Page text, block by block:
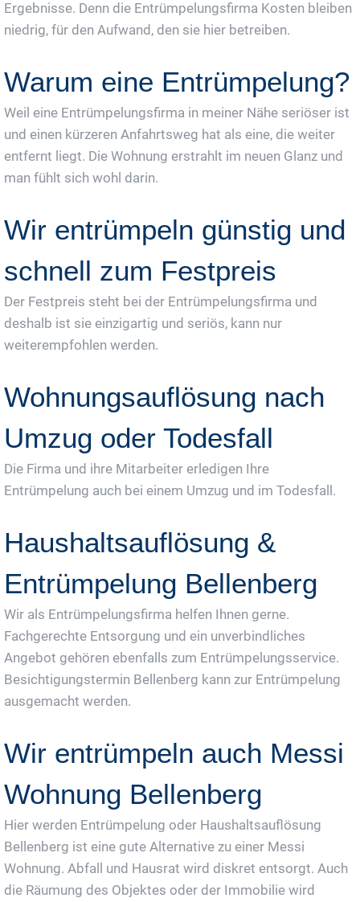
Ergebnisse. Denn die Entrümpelungsfirma Kosten bleiben
niedrig, für den Aufwand, den sie hier betreiben.
Warum eine Entrümpelung?
Weil eine Entrümpelungsfirma in meiner Nähe seriöser ist
und einen kürzeren Anfahrtsweg hat als eine, die weiter
entfernt liegt. Die Wohnung erstrahlt im neuen Glanz und
man fühlt sich wohl darin.
Wir entrümpeln günstig und
schnell zum Festpreis
Der Festpreis steht bei der Entrümpelungsfirma und
deshalb ist sie einzigartig und seriös, kann nur
weiterempfohlen werden.
Wohnungsauflösung nach
Umzug oder Todesfall
Die Firma und ihre Mitarbeiter erledigen Ihre
Entrümpelung auch bei einem Umzug und im Todesfall.
Haushaltsauflösung &
Entrümpelung Bellenberg
Wir als Entrümpelungsfirma helfen Ihnen gerne.
Fachgerechte Entsorgung und ein unverbindliches
Angebot gehören ebenfalls zum Entrümpelungsservice.
Besichtigungstermin Bellenberg kann zur Entrümpelung
ausgemacht werden.
Wir entrümpeln auch Messi
Wohnung Bellenberg
Hier werden Entrümpelung oder Haushaltsauflösung
Bellenberg ist eine gute Alternative zu einer Messi
Wohnung. Abfall und Hausrat wird diskret entsorgt. Auch
die Räumung des Objektes oder der Immobilie wird